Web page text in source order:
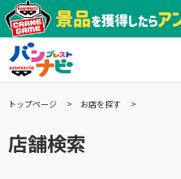
トップページ お店を探す
店舗検索